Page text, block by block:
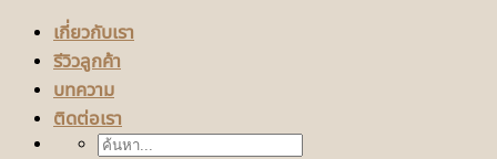
เกี่ยวกับเรา
รีวิวลูกค้า
บทความ
ติดต่อเรา
ค้นหา: